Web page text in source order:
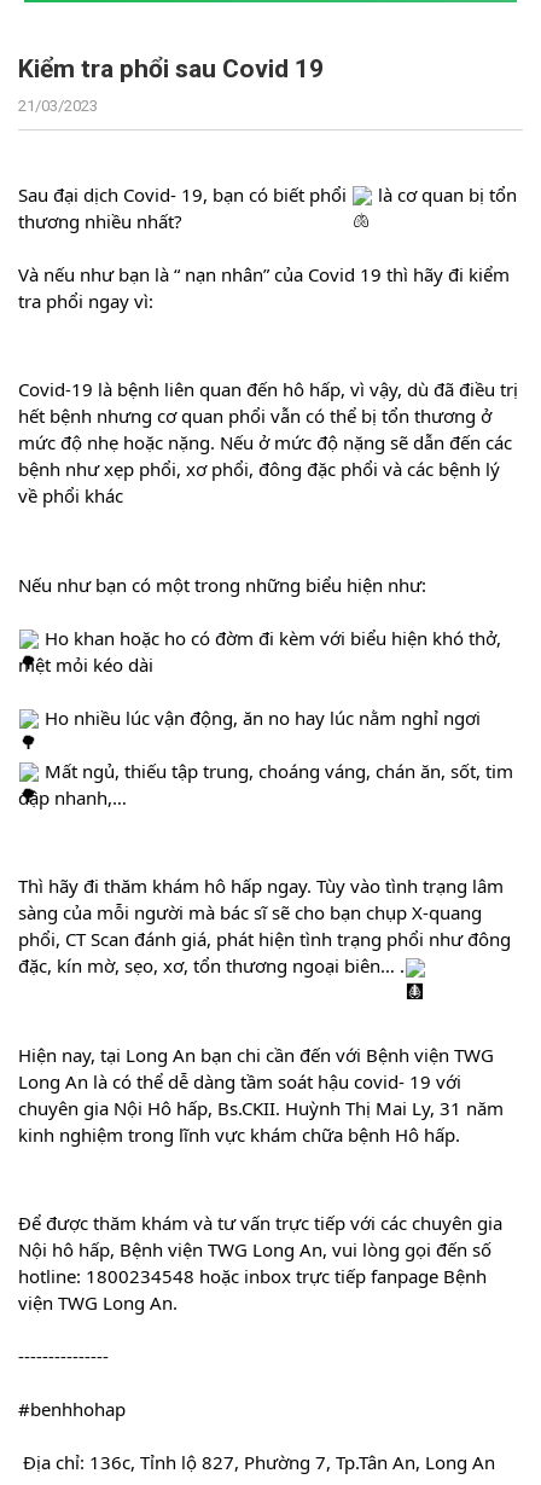
Kiểm tra phổi sau Covid 19
21/03/2023
Sau đại dịch Covid- 19, bạn có biết phổi
là cơ quan bị tổn
thương nhiều nhất?
Và nếu như bạn là “ nạn nhân” của Covid 19 thì hãy đi kiểm
tra phổi ngay vì:
Covid-19 là bệnh liên quan đến hô hấp, vì vậy, dù đã điều trị
hết bệnh nhưng cơ quan phổi vẫn có thể bị tổn thương ở
mức độ nhẹ hoặc nặng. Nếu ở mức độ nặng sẽ dẫn đến các
bệnh như xẹp phổi, xơ phổi, đông đặc phổi và các bệnh lý
về phổi khác
Nếu như bạn có một trong những biểu hiện như:
Ho khan hoặc ho có đờm đi kèm với biểu hiện khó thở,
mệt mỏi kéo dài
Ho nhiều lúc vận động, ăn no hay lúc nằm nghỉ ngơi
Mất ngủ, thiếu tập trung, choáng váng, chán ăn, sốt, tim
đập nhanh,…
Thì hãy đi thăm khám hô hấp ngay. Tùy vào tình trạng lâm
sàng của mỗi người mà bác sĩ sẽ cho bạn chụp X-quang
phổi, CT Scan đánh giá, phát hiện tình trạng phổi như đông
đặc, kín mờ, sẹo, xơ, tổn thương ngoại biên… .
Hiện nay, tại Long An bạn chi cần đến với Bệnh viện TWG
Long An là có thể dễ dàng tầm soát hậu covid- 19 với
chuyên gia Nội Hô hấp, Bs.CKII. Huỳnh Thị Mai Ly, 31 năm
kinh nghiệm trong lĩnh vực khám chữa bệnh Hô hấp.
Để được thăm khám và tư vấn trực tiếp với các chuyên gia
Nội hô hấp, Bệnh viện TWG Long An, vui lòng gọi đến số
hotline: 1800234548 hoặc inbox trực tiếp fanpage Bệnh
viện TWG Long An.
---------------
#benhhohap
Địa chỉ: 136c, Tỉnh lộ 827, Phường 7, Tp.Tân An, Long An